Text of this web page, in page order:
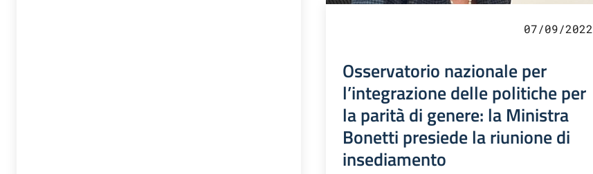
07/09/2022
Osservatorio nazionale per
l’integrazione delle politiche per
la parità di genere: la Ministra
Bonetti presiede la riunione di
insediamento